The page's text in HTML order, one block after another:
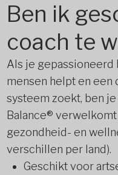
Ben ik
coach te
Als je gepassioneerd
mensen helpt en
systeem zoekt, ben
Balance®
gezondheid- en
verschillen per land).
Geschikt voor